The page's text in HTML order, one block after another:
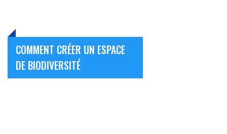
COMMENT CRÉER UN ESPACE
DE BIODIVERSITÉ